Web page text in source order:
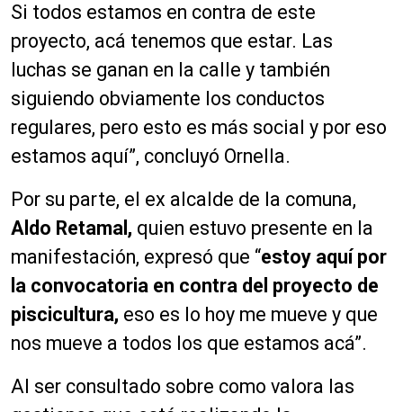
Si todos estamos en contra de este
proyecto, acá tenemos que estar. Las
luchas se ganan en la calle y también
siguiendo obviamente los conductos
regulares, pero esto es más social y por eso
estamos aquí”, concluyó Ornella.
Por su parte, el ex alcalde de la comuna,
Aldo Retamal, quien estuvo presente en la
manifestación, expresó que “estoy aquí por
la convocatoria en contra del proyecto de
piscicultura, eso es lo hoy me mueve y que
nos mueve a todos los que estamos acá”.
Al ser consultado sobre como valora las